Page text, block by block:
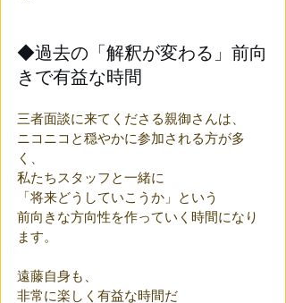
◆過去の「解釈が変わる」前向
きで有益な時間
三者面談に来てくださる親御さんは、
ニコニコと穏やかに参加される方が多
く、
私たちスタッフと一緒に
「将来どうしていこうか」という
前向きな方向性を作っていく時間になり
ます。
遠藤自身も、
非常に楽しく有益な時間だ